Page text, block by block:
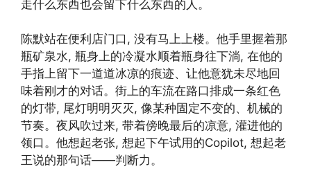
走什么东西也会留下什么东西的人。
陈默站在便利店门口, 没有马上上楼。他手里握着那
瓶矿泉水, 瓶身上的冷凝水顺着瓶身往下淌, 在他的
手指上留下一道道冰凉的痕迹、让他意犹未尽地回
味着刚才的对话。街上的车流在路口排成一条红色
的灯带, 尾灯明明灭灭, 像某种固定不变的、机械的
节奏。夜风吹过来, 带着傍晚最后的凉意, 灌进他的
领口。他想起老张, 想起下午试用的Copilot, 想起老
王说的那句话——判断力。